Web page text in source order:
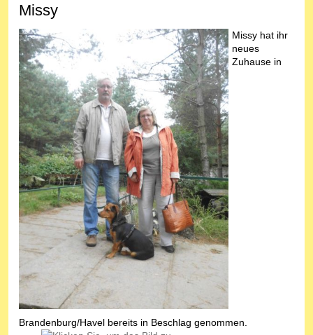
Missy
Missy hat ihr
neues
Zuhause in
Brandenburg/Havel bereits in Beschlag genommen.